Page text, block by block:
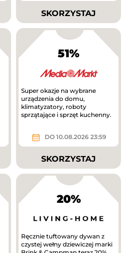
SKORZYSTAJ
51%
Super okazje na wybrane
urządzenia do domu,
klimatyzatory, roboty
sprzątające i sprzęt kuchenny.
DO 10.08.2026 23:59
SKORZYSTAJ
20%
Ręcznie tuftowany dywan z
czystej wełny dziewiczej marki